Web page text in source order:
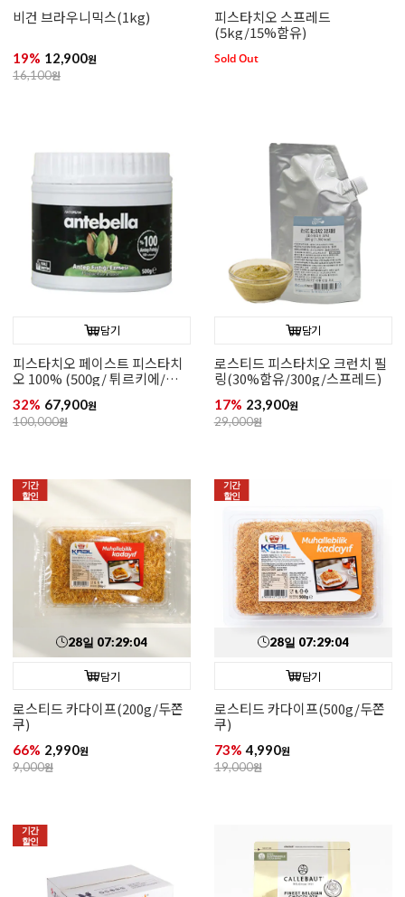
비건 브라우니믹스(1kg)
19% 12,900원
16,100원
피스타치오 스프레드
(5kg/15%함유)
Sold Out
담기
피스타치오 페이스트 피스타치
오 100% (500g/ 튀르키에/무첨
32% 67,900원
100,000원
담기
로스티드 피스타치오 크런치 필
링(30%함유/300g/스프레드)
17% 23,900원
29,000원
기간
할인
28일 07:29:03
담기
로스티드 카다이프(200g/두쫀
쿠)
66% 2,990원
9,000원
기간
할인
28일 07:29:03
담기
로스티드 카다이프(500g/두쫀
쿠)
73% 4,990원
19,000원
기간
할인